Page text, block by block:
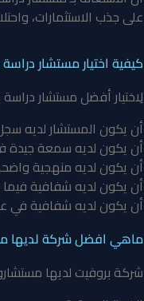
على جذب الاستثمارات،
كيفية اختيار مستشار
لِاختيار أفضل مستشار
أن يكون المستشار لديه
أن يكون لديه سمعة جيدة
أن يكون لديه منهجية
أن يكون لديه شفافية
أن يكون لديه شفافية في
ماهي افضل شركة لديها
شركة بروفيت لديها